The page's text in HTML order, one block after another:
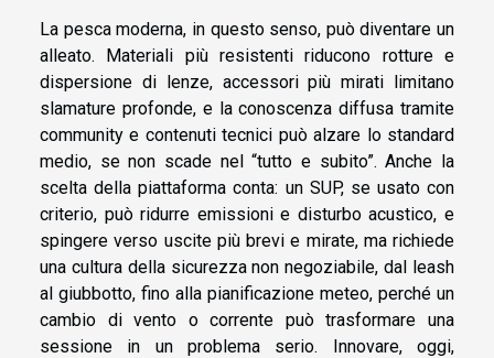
La pesca moderna, in questo senso, può diventare un
alleato. Materiali più resistenti riducono rotture e
dispersione di lenze, accessori più mirati limitano
slamature profonde, e la conoscenza diffusa tramite
community e contenuti tecnici può alzare lo standard
medio, se non scade nel “tutto e subito”. Anche la
scelta della piattaforma conta: un SUP, se usato con
criterio, può ridurre emissioni e disturbo acustico, e
spingere verso uscite più brevi e mirate, ma richiede
una cultura della sicurezza non negoziabile, dal leash
al giubbotto, fino alla pianificazione meteo, perché un
cambio di vento o corrente può trasformare una
sessione in un problema serio. Innovare, oggi,